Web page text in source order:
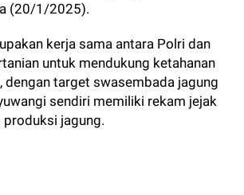
(20/1/2025).
kerja sama antara Polri dan
untuk mendukung ketahanan
dengan target swasembada jagung
sendiri memiliki rekam jejak
jagung.